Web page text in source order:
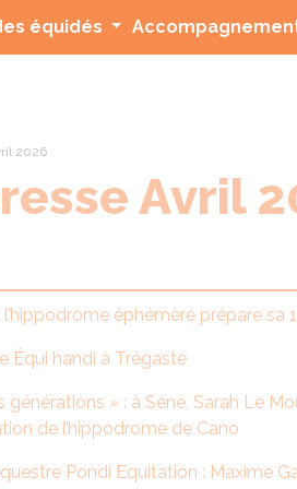
équidés
2026
Avril
éphémère prépare sa
Équi handi à Trégaste
générations » : à Séné, Sarah Le
de l’hippodrome de Cano
Pondi Equitation : Maxime